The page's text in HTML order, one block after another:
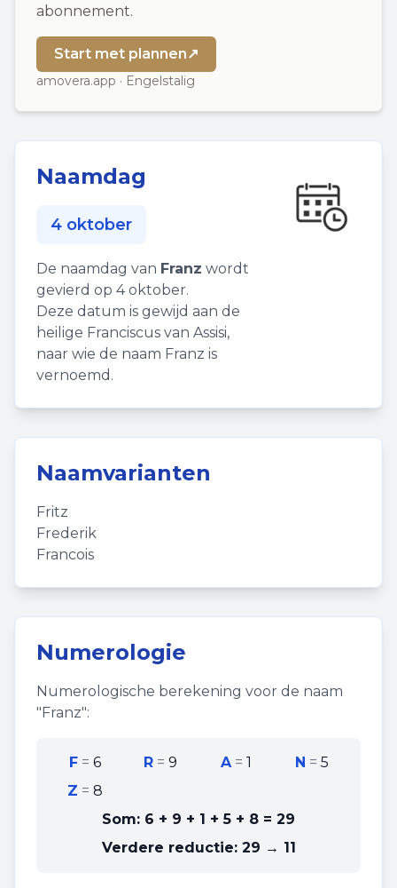
abonnement.
Start met plannen↗
amovera.app · Engelstalig
Naamdag
4 oktober
De naamdag van Franz wordt
gevierd op 4 oktober.
Deze datum is gewijd aan de
heilige Franciscus van Assisi,
naar wie de naam Franz is
vernoemd.
Naamvarianten
Fritz
Frederik
Francois
Numerologie
Numerologische berekening voor de naam
"Franz":
F= 6 R =9 A=1 N =5
Z = 8
Som: 6 + 9 + 1 + 5 + 8 = 29
Verdere reductie: 29 → 11